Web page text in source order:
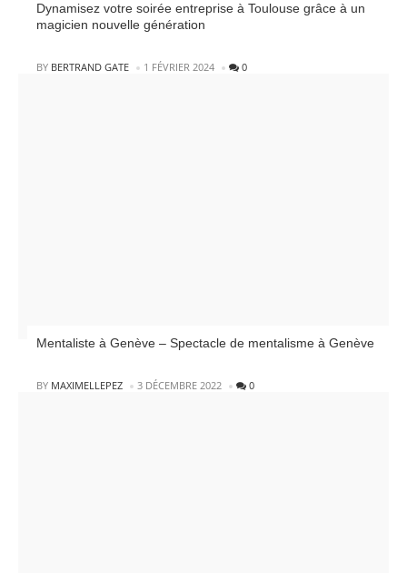
Dynamisez votre soirée entreprise à Toulouse grâce à un
magicien nouvelle génération
POSTED
BY BERTRAND GATE 1 FÉVRIER 2024 0
Mentaliste à Genève – Spectacle de mentalisme à Genève
POSTED
BY MAXIMELLEPEZ 3 DÉCEMBRE 2022 0